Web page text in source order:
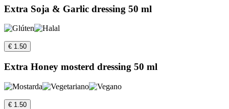
Extra Soja & Garlic dressing 50 ml
€ 1.50
Extra Honey mosterd dressing 50 ml
€ 1.50